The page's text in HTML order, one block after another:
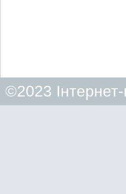
©2023